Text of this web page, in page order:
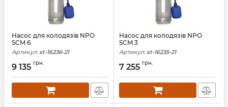
Насос для колодязів NPO
SCM 6
Артикул: st-16236-21
9 135 грн.
Насос для колодязів NPO
SCM 3
Артикул: st-16235-21
7 255 грн.